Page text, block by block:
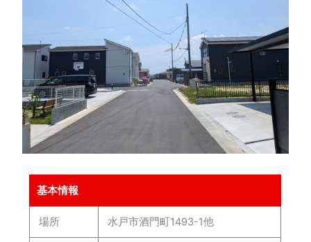
基本情報
場所 水戸市酒門町1493-1他